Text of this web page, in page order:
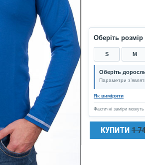
Оберіть розмір
S M
Оберіть
Параметри
Як виміряти
Фактичні заміри можуть
КУПИТИ 1